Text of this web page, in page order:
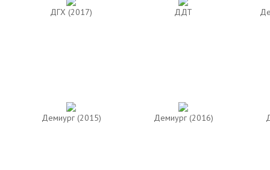
ДГХ (2017) ДДТ
Демиург (2015) Демиург (2016)